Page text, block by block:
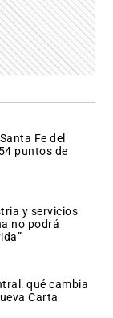
Fe del
puntos de
y servicios
no podrá
qué cambia
Carta